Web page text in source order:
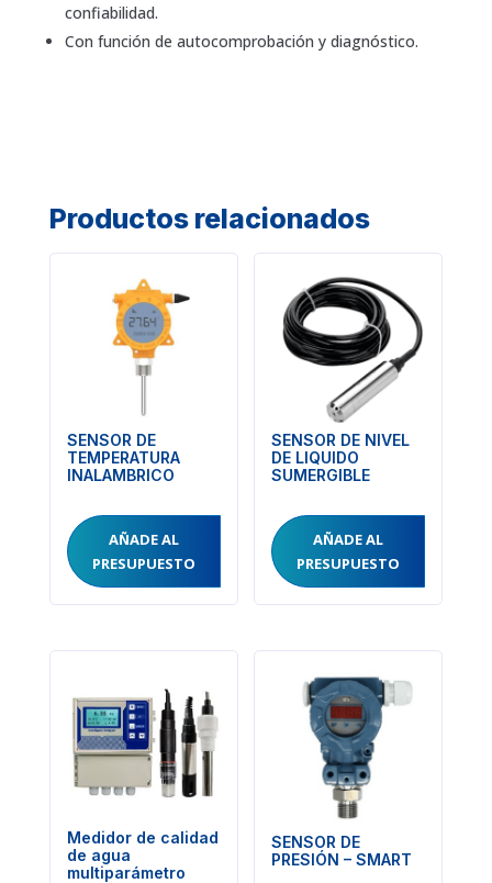
confiabilidad.
Con función de autocomprobación y diagnóstico.
Productos relacionados
SENSOR DE
TEMPERATURA
INALAMBRICO
AÑADE AL
PRESUPUESTO
SENSOR DE NIVEL
DE LIQUIDO
SUMERGIBLE
AÑADE AL
PRESUPUESTO
Medidor de calidad
de agua
multiparámetro
SENSOR DE
PRESIÓN – SMART